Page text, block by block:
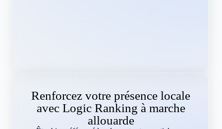
Renforcez votre présence locale
avec Logic Ranking à marche
allouarde